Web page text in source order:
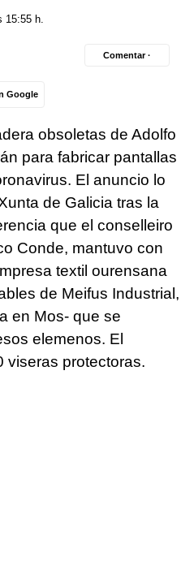
15:55 h.
Google
Comentar ·
obsoletas de Adolfo
para fabricar pantallas
El anuncio lo
de Galicia tras la
que el conselleiro
Conde, mantuvo con
textil ourensana
de Meifus Industrial,
en Mos- que se
elemenos. El
viseras protectoras.